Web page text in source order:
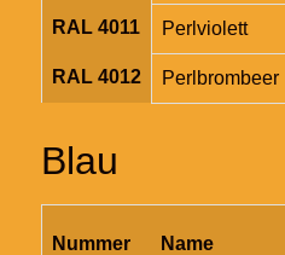
RAL 4011 Perlviolett
RAL 4012 Perlbrombeer
Blau
Nummer Name